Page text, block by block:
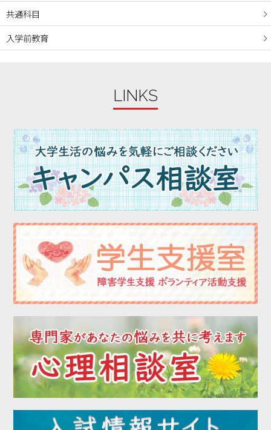
2023年10月
2023年08月
2023年03月
2023年02月
2023年01月
2022年12月
2022年09月
2022年08月
2022年05月
2022年04月
2022年03月
2022年02月
2021年12月
共通科目
入学前教育
LINKS